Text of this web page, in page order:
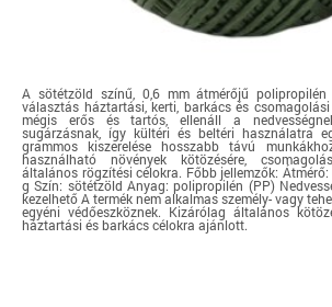
A sötétzöld színű, 0,6 mm átmérőjű
választás háztartási, kerti, barkács és
mégis erős és tartós, ellenáll a
sugárzásnak, így kültéri és beltéri használatra
grammos kiszerelése hosszabb távú
használható növények kötözésére,
általános rögzítési célokra. Főbb jellemzők: Átmérő:
g Szín: sötétzöld Anyag: polipropilén (PP)
kezelhető A termék nem alkalmas személy- vagy
egyéni védőeszköznek. Kizárólag általános
háztartási és barkács célokra ajánlott.